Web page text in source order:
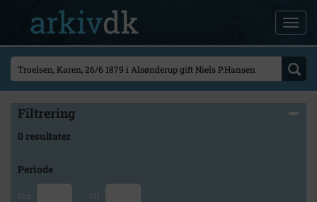
Filtrering
0 resultater
Periode
Fra Til